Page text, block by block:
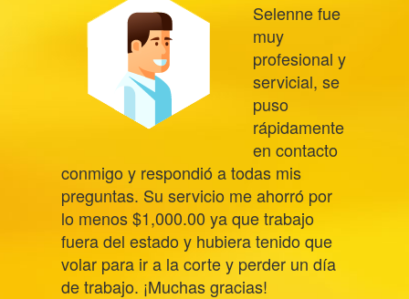
Selenne fue
muy
profesional y
servicial, se
puso
rápidamente
en contacto
conmigo y respondió a todas mis
preguntas. Su servicio me ahorró por
lo menos $1,000.00 ya que trabajo
fuera del estado y hubiera tenido que
volar para ir a la corte y perder un día
de trabajo. ¡Muchas gracias!